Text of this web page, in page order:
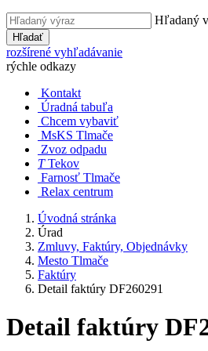
Hľadaný
Hľadať
rozšírené vyhľadávanie
rýchle odkazy
Kontakt
Úradná tabuľa
Chcem vybaviť
MsKS Tlmače
Zvoz odpadu
T Tekov
Farnosť Tlmače
Relax centrum
Úvodná stránka
Úrad
Zmluvy, Faktúry, Objednávky
Mesto Tlmače
Faktúry
Detail faktúry DF260291
Detail faktúry